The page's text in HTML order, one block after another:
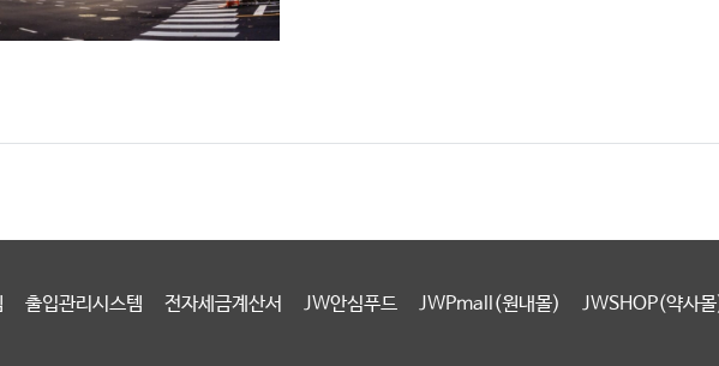
출입관리시스템 전자세금계산서 JW안심푸드 JWPmall(원내몰) JWSHOP(약사